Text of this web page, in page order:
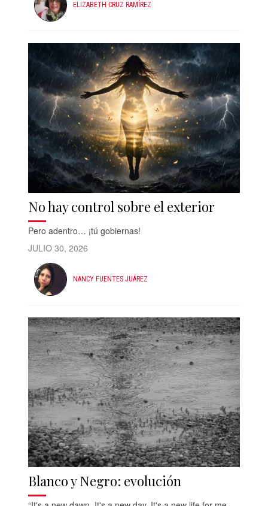
ELIZABETH CRUZ RAMÍREZ
No hay control sobre el exterior
Pero adentro… ¡tú gobiernas!
JULIO 30, 2026
NANCY FUENTES JUÁREZ
Blanco y Negro: evolución